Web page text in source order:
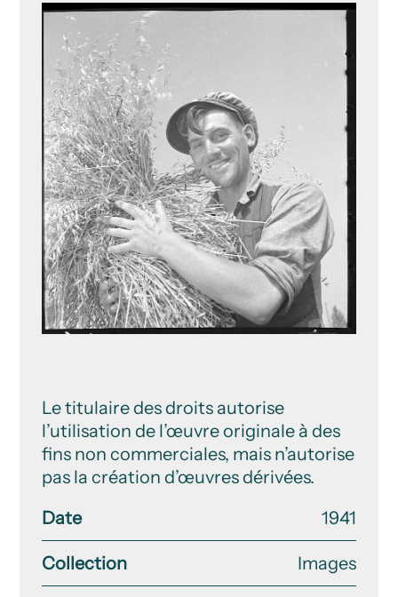
Le titulaire des droits autorise
l’utilisation de l’œuvre originale à des
fins non commerciales, mais n’autorise
pas la création d’œuvres dérivées.
Date
1941
Collection Images